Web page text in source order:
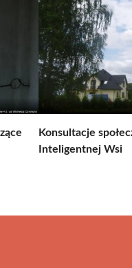
Konsultacje
Inteligentnej Wsi